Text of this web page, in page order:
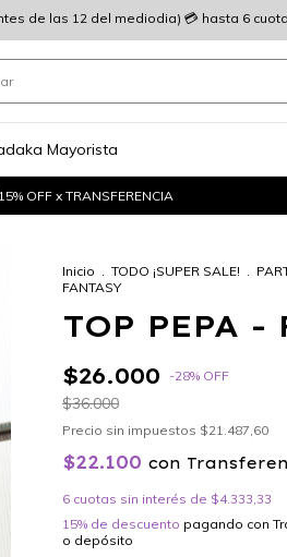
de las 12 del mediodia) 💳 hasta 6
Mayorista
OFF x TRANSFERENCIA
Inicio TODO ¡SUPER SALE!
FANTASY
TOP PEPA -
$26.000 -28% OFF
$36.000
Precio sin impuestos $21.487,60
$22.100 con
6 cuotas sin interés de $4.333,33
15% de descuento pagando con
o depósito